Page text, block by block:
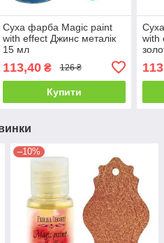
Суха фарба Magic paint
with effect Джинс металік
15 мл
113,40₴ 126 ₴
Купити
with
–10%